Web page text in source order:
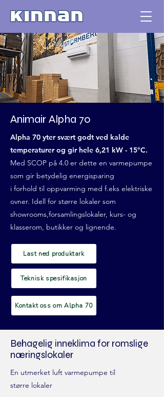
Animair Alpha 70
Alpha 70 yter svært godt ved kalde
temperaturer og gir hele 6,21 kW - 15°C.
Med SCOP på 4.0 er dette en varmepumpe
som gir betydelig energisparing
i forhold til oppvarming med f.eks elektriske
ovner. Idell for større lokaler som
showrooms,forsamlingslokaler, kurs- og
klasserom, butikker og lignende.
Last ned produktark
Teknisk spesifikasjon
Kontakt oss om Alpha 70
Behagelig inneklima for romslige
næringslokaler
En utmerket luft varmepumpe til
større lokaler